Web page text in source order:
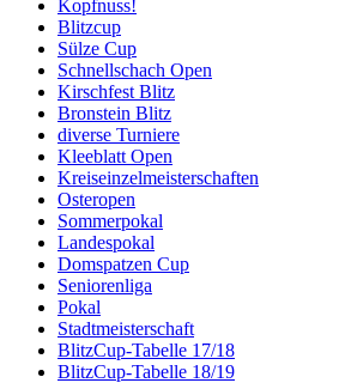
Kopfnuss!
Blitzcup
Sülze Cup
Schnellschach Open
Kirschfest Blitz
Bronstein Blitz
diverse Turniere
Kleeblatt Open
Kreiseinzelmeisterschaften
Osteropen
Sommerpokal
Landespokal
Domspatzen Cup
Seniorenliga
Pokal
Stadtmeisterschaft
BlitzCup-Tabelle 17/18
BlitzCup-Tabelle 18/19